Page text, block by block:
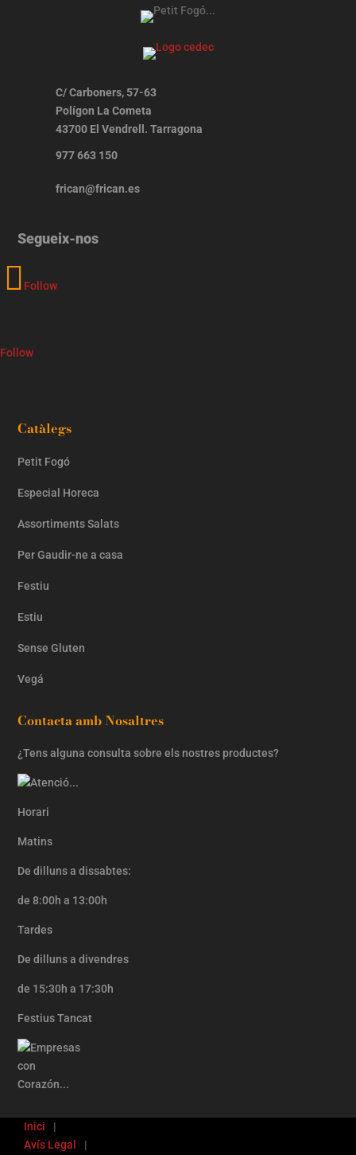
C/ Carboners, 57-63
Polígon La Cometa
43700 El Vendrell. Tarragona
977 663 150
frican@frican.es
Segueix-nos
Follow
Follow
Catàlegs
Petit Fogó
Especial Horeca
Assortiments Salats
Per Gaudir-ne a casa
Festiu
Estiu
Sense Gluten
Vegá
Contacta amb Nosaltres
¿Tens alguna consulta sobre els nostres productes?
Horari
Matins
De dilluns a dissabtes:
de 8:00h a 13:00h
Tardes
De dilluns a divendres
de 15:30h a 17:30h
Festius Tancat
Inici
Avís Legal